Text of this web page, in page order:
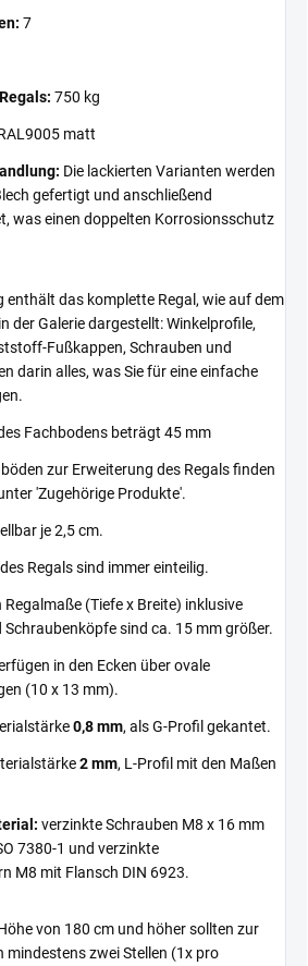
7
750 kg
matt
Die lackierten Varianten werden
gefertigt und anschließend
was einen doppelten Korrosionsschutz
enthält das komplette Regal, wie auf dem
der Galerie dargestellt: Winkelprofile,
Fußkappen, Schrauben und
darin alles, was Sie für eine einfache
Fachbodens beträgt 45 mm
zur Erweiterung des Regals finden
'Zugehörige Produkte'.
je 2,5 cm.
Regals sind immer einteilig.
Regalmaße (Tiefe x Breite) inklusive
Schraubenköpfe sind ca. 15 mm größer.
in den Ecken über ovale
(10 x 13 mm).
0,8 mm, als G-Profil gekantet.
2 mm, L-Profil mit den Maßen
verzinkte Schrauben M8 x 16 mm
7380-1 und verzinkte
M8 mit Flansch DIN 6923.
von 180 cm und höher sollten zur
mindestens zwei Stellen (1x pro